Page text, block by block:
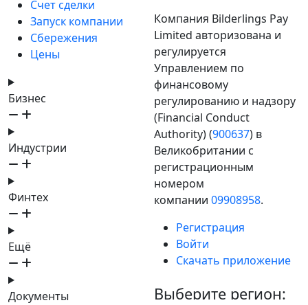
Счет сделки
Запуск компании
Сбережения
Цены
Бизнес
Индустрии
Финтех
Ещё
Документы
Компания Bilderlings Pay
Limited авторизована и
регулируется
Управлением по
финансовому
регулированию и надзору
(Financial Conduct
Authority) (900637) в
Великобритании с
регистрационным
номером
компании 09908958.
Регистрация
Войти
Скачать приложение
Выберите регион: